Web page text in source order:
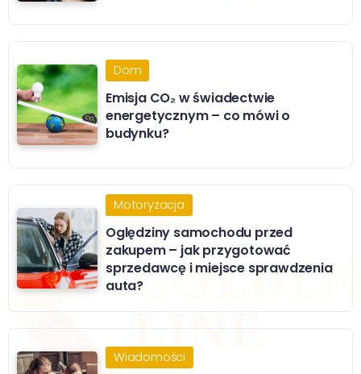
Dom
Emisja CO₂ w świadectwie
energetycznym – co mówi o
budynku?
Motoryzacja
Oględziny samochodu przed
zakupem – jak przygotować
sprzedawcę i miejsce sprawdzenia
auta?
Wiadomości